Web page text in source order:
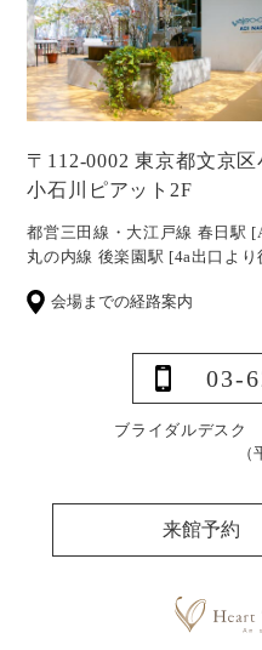
〒112-0002 東京都文京区
小石川ピアット2F
都営三田線・大江戸線 春日駅
丸の内線 後楽園駅 [4a出口よ
会場までの経路案内
03-
ブライダルデスク
来館予約